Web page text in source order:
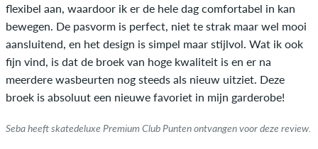
flexibel aan, waardoor ik er de hele dag comfortabel in kan
bewegen. De pasvorm is perfect, niet te strak maar wel mooi
aansluitend, en het design is simpel maar stijlvol. Wat ik ook
fijn vind, is dat de broek van hoge kwaliteit is en er na
meerdere wasbeurten nog steeds als nieuw uitziet. Deze
broek is absoluut een nieuwe favoriet in mijn garderobe!
Seba heeft skatedeluxe Premium Club Punten ontvangen voor deze review.